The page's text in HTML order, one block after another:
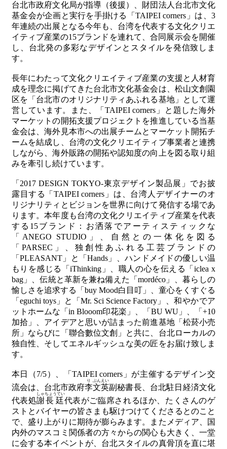
新
情
報
と
申
込
過
去
行
事
台
湾
の
関
連
リ
ホ
ー
サ
イ
ト
マ
ッ
プ
台北市政府文化局が指導（後援）、財団法人台北市文化
基金会が企画と実行を手掛ける「 TAIPEI corners 」は、 3
年連続の出展となる今年も、台湾を代表する文化クリエ
イティブ産業の15ブランドを連れて、合同展示会を開催
し、台北発の多彩なデザインとスタイルを発信致しま
す。
長年にわたって文化クリエイティブ産業の支援と人材育
成を理念に掲げてきた台北市文化基金会は、松山文創園
区を「台北市のオリジナリティあふれる基地」として運
営しています。また、「 TAIPEI corners 」と題した海外
マーケットの開拓支援プロジェクトを推進している当基
金会は、海外見本市への出展チームとマーケット開拓チ
ームを結成し、台湾の文化クリエイティブ事業者と連携
しながら、海外販路の開拓や認知度の向上を図る取り組
みを牽引し続けています。
「 2017 DESIGN TOKYO-東京デザイン製品展」でお披
露目する「 TAIPEI corners 」は、台湾人デザイナーのオ
リジナリティとビジョンを世界に向けて発信する場であ
ります。本年度も台湾の文化クリエイティブ産業を代表
する 15ブランド：お洒落でアーティスティックな
「 ANEGO STUDIO 」、自然との一体化を図る
「 PARSEC 」、独創性あふれる工芸ブランドの
「 PLEASANT 」と「 Hands 」、ハンドメイドの優しい温
もりを感じる「 iThinking 」、職人の心を伝える「 iclea x
bag 」、伝統と革新を兼ね備えた「 mordéco 」、暮らしの
愉しさを追求する「 buy Mood白目叮」、童心をくすぐる
「 eguchi toys 」と「 Mr. Sci Science Factory 」、和やかでア
ットホームな「 in Blooom印花楽」、「 BU WU 」、「 +10
加拾」、アイデアと思いが詰まった前進基地「松菸小売
所」ならびに「聯合數位文創」と共に、台北ローカルの
独自性、そしてエネルギッシュな美の匠をお届け致しま
す。
本日（7/5）、「 TAIPEI corners 」が主催するデザイン交
流会は、台北市政府李
り
文
ぶん
英
えい
副秘書長、台北駐日経済文化
代表処謝
しゃ
長廷
ちょうてい
代表がご臨席されるほか、たくさんのゲ
ストとバイヤーの皆さまも駆けつけてくださるとのこと
で、盛り上がりに期待が膨らみます。またメディア、国
内外のマスコミ関係者の方々からの関心も大きく、一堂
に会する本イベントが、台北スタイルの真骨頂を直に堪